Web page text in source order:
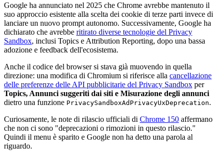
Google ha annunciato nel 2025 che Chrome avrebbe mantenuto il
suo approccio esistente alla scelta dei cookie di terze parti invece di
lanciare un nuovo prompt autonomo. Successivamente, Google ha
dichiarato che avrebbe ritirato diverse tecnologie del Privacy
Sandbox, inclusi Topics e Attribution Reporting, dopo una bassa
adozione e feedback dell'ecosistema.
Anche il codice del browser si stava già muovendo in quella
direzione: una modifica di Chromium si riferisce alla cancellazione
delle preferenze delle API pubblicitarie del Privacy Sandbox per
Topics, Annunci suggeriti dai siti e Misurazione degli annunci
dietro una funzione PrivacySandboxAdPrivacyUxDeprecation.
Curiosamente, le note di rilascio ufficiali di Chrome 150 affermano
che non ci sono "deprecazioni o rimozioni in questo rilascio."
Quindi il menu è sparito e Google non ha detto una parola al
riguardo.